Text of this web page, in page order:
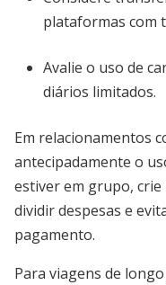
plataformas com
Avalie o uso de
diários limitados.
Em relacionamentos
antecipadamente o
estiver em grupo,
dividir despesas e
pagamento.
Para viagens de